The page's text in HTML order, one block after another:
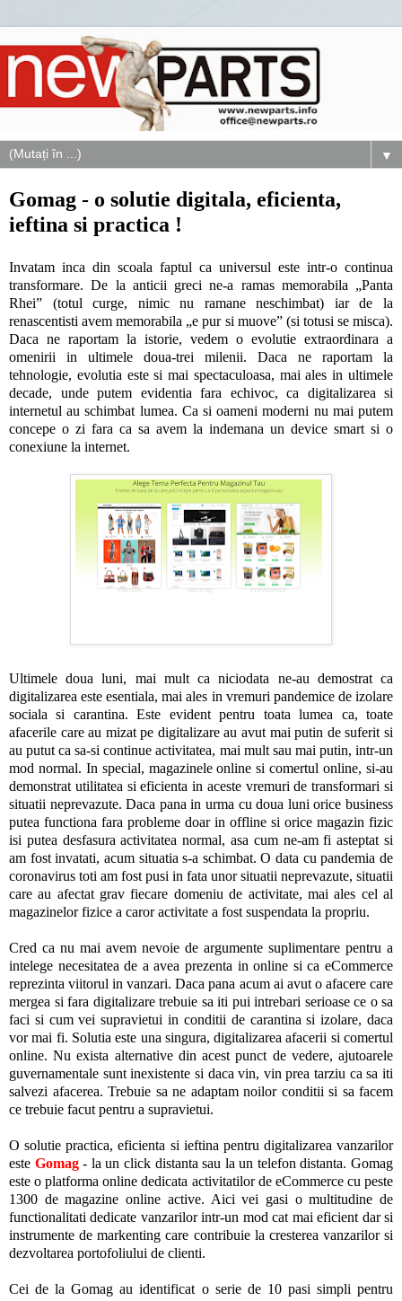
▼
Gomag - o solutie digitala, eficienta,
ieftina si practica !
Invatam inca din scoala faptul ca universul este intr-o continua
transformare. De la anticii greci ne-a ramas memorabila „Panta
Rhei” (totul curge, nimic nu ramane neschimbat) iar de la
renascentisti avem memorabila „e pur si muove” (si totusi se misca).
Daca ne raportam la istorie, vedem o evolutie extraordinara a
omenirii in ultimele doua-trei milenii. Daca ne raportam la
tehnologie, evolutia este si mai spectaculoasa, mai ales in ultimele
decade, unde putem evidentia fara echivoc, ca digitalizarea si
internetul au schimbat lumea. Ca si oameni moderni nu mai putem
concepe o zi fara ca sa avem la indemana un device smart si o
conexiune la internet.
Ultimele doua luni, mai mult ca niciodata ne-au demostrat ca
digitalizarea este esentiala, mai ales in vremuri pandemice de izolare
sociala si carantina. Este evident pentru toata lumea ca, toate
afacerile care au mizat pe digitalizare au avut mai putin de suferit si
au putut ca sa-si continue activitatea, mai mult sau mai putin, intr-un
mod normal. In special, magazinele online si comertul online, si-au
demonstrat utilitatea si eficienta in aceste vremuri de transformari si
situatii neprevazute. Daca pana in urma cu doua luni orice business
putea functiona fara probleme doar in offline si orice magazin fizic
isi putea desfasura activitatea normal, asa cum ne-am fi asteptat si
am fost invatati, acum situatia s-a schimbat. O data cu pandemia de
coronavirus toti am fost pusi in fata unor situatii neprevazute, situatii
care au afectat grav fiecare domeniu de activitate, mai ales cel al
magazinelor fizice a caror activitate a fost suspendata la propriu.
Cred ca nu mai avem nevoie de argumente suplimentare pentru a
intelege necesitatea de a avea prezenta in online si ca eCommerce
reprezinta viitorul in vanzari. Daca pana acum ai avut o afacere care
mergea si fara digitalizare trebuie sa iti pui intrebari serioase ce o sa
faci si cum vei supravietui in conditii de carantina si izolare, daca
vor mai fi. Solutia este una singura, digitalizarea afacerii si comertul
online. Nu exista alternative din acest punct de vedere, ajutoarele
guvernamentale sunt inexistente si daca vin, vin prea tarziu ca sa iti
salvezi afacerea. Trebuie sa ne adaptam noilor conditii si sa facem
ce trebuie facut pentru a supravietui.
O solutie practica, eficienta si ieftina pentru digitalizarea vanzarilor
este Gomag- la un click distanta sau la un telefon distanta. Gomag
este o platforma online dedicata activitatilor de eCommerce cu peste
1300 de magazine online active. Aici vei gasi o multitudine de
functionalitati dedicate vanzarilor intr-un mod cat mai eficient dar si
instrumente de markenting care contribuie la cresterea vanzarilor si
dezvoltarea portofoliului de clienti.
Cei de la Gomag au identificat o serie de 10 pasi simpli pentru